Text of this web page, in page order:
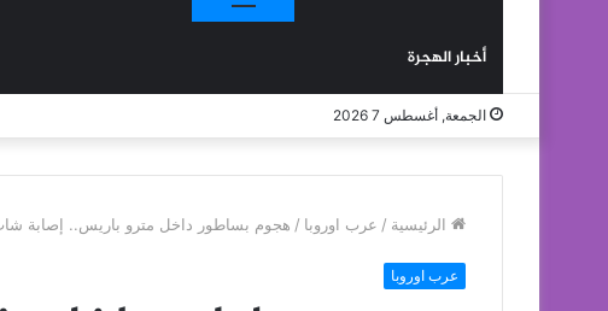
أخبار الهجرة
الجمعة, أغسطس 7 2026
الرئيسية / عرب اوروبا / هجوم بساطور داخل مترو باريس.. إصابة
عرب اوروبا